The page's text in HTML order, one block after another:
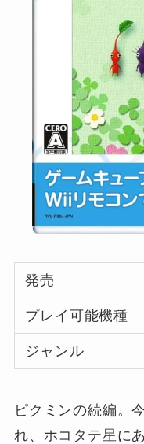
発売
プレイ可能機種
ジャンル
ピクミンの続編。
れ、ホコタテ星に